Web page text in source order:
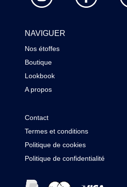
NAVIGUER
Nos étoffes
Boutique
Lookbook
A propos
Contact
Termes et conditions
Politique de cookies
Politique de confidentialité